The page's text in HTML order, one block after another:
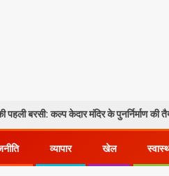
कल्प केदार मंदिर के पुनर्निर्माण की तैयारी शुरू,
व्यापार खेल